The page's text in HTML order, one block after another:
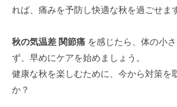
れば、痛みを予防し快適な秋を過ごせま
秋の気温差 関節痛 を感じたら、体の小
ず、早めにケアを始めましょう。
健康な秋を楽しむために、今から対策を
か？